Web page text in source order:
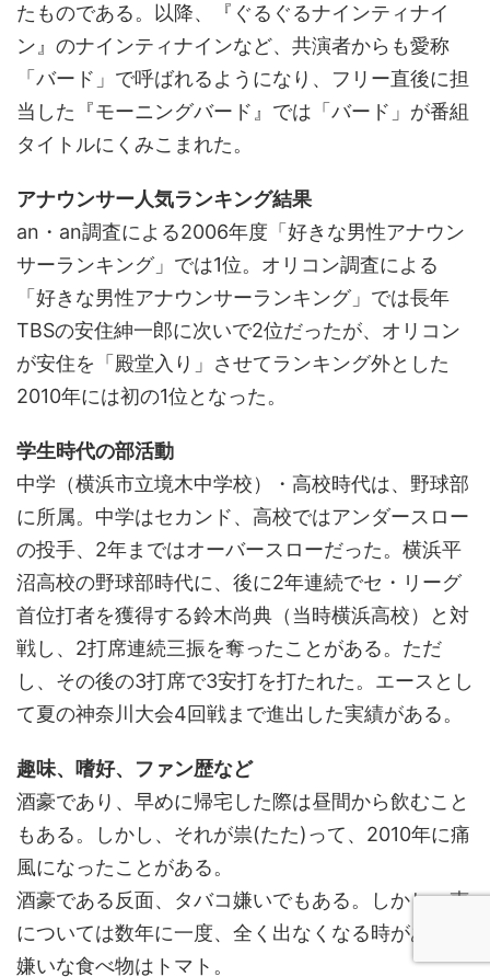
たものである。以降、『ぐるぐるナインティナイ
ン』のナインティナインなど、共演者からも愛称
「バード」で呼ばれるようになり、フリー直後に担
当した『モーニングバード』では「バード」が番組
タイトルにくみこまれた。
アナウンサー人気ランキング結果
an・an調査による2006年度「好きな男性アナウン
サーランキング」では1位。オリコン調査による
「好きな男性アナウンサーランキング」では長年
TBSの安住紳一郎に次いで2位だったが、オリコン
が安住を「殿堂入り」させてランキング外とした
2010年には初の1位となった。
学生時代の部活動
中学（横浜市立境木中学校）・高校時代は、野球部
に所属。中学はセカンド、高校ではアンダースロー
の投手、2年まではオーバースローだった。横浜平
沼高校の野球部時代に、後に2年連続でセ・リーグ
首位打者を獲得する鈴木尚典（当時横浜高校）と対
戦し、2打席連続三振を奪ったことがある。ただ
し、その後の3打席で3安打を打たれた。エースとし
て夏の神奈川大会4回戦まで進出した実績がある。
趣味、嗜好、ファン歴など
酒豪であり、早めに帰宅した際は昼間から飲むこと
もある。しかし、それが祟(たた)って、2010年に痛
風になったことがある。
酒豪である反面、タバコ嫌いでもある。しかし、声
については数年に一度、全く出なくなる時がある。
嫌いな食べ物はトマト。